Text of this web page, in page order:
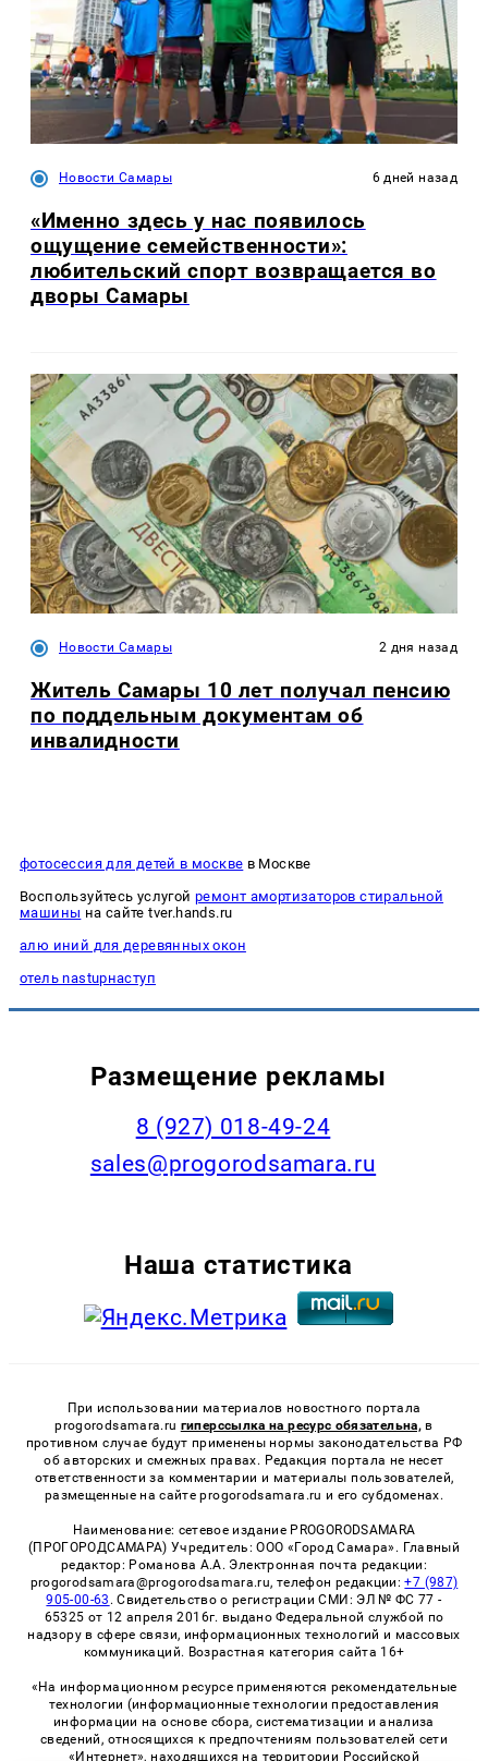
Новости Самары 6 дней назад
«Именно здесь у нас появилось
ощущение семейственности»:
любительский спорт возвращается во
дворы Самары
Новости Самары 2 дня назад
Житель Самары 10 лет получал пенсию
по поддельным документам об
инвалидности
фотосессия для детей в москве в Москве
Воспользуйтесь услугой ремонт амортизаторов стиральной
машины на сайте tver.hands.ru
алю иний для деревянных окон
отель nastupнаступ
Размещение рекламы
8 (927) 018-49-24
sales@progorodsamara.ru
Наша статистика
При использовании материалов новостного портала
progorodsamara.ru гиперссылка на ресурс обязательна, в
противном случае будут применены нормы законодательства РФ
об авторских и смежных правах. Редакция портала не несет
ответственности за комментарии и материалы пользователей,
размещенные на сайте progorodsamara.ru и его субдоменах.
Наименование: сетевое издание PROGORODSAMARA
(ПРОГОРОДСАМАРА) Учредитель: ООО «Город Самара». Главный
редактор: Романова А.А. Электронная почта редакции:
progorodsamara@progorodsamara.ru, телефон редакции:+7 (987)
905-00-63 . Свидетельство о регистрации СМИ: ЭЛ № ФС 77 -
65325 от 12 апреля 2016г. выдано Федеральной службой по
надзору в сфере связи, информационных технологий и массовых
коммуникаций. Возрастная категория сайта 16+
«На информационном ресурсе применяются рекомендательные
технологии (информационные технологии предоставления
информации на основе сбора, систематизации и анализа
сведений, относящихся к предпочтениям пользователей сети
«Интернет», находящихся на территории Российской